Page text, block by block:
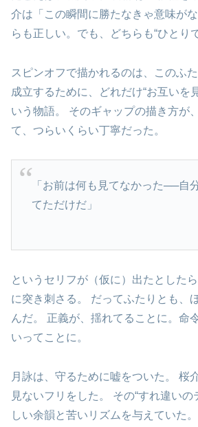
介は「この瞬間に勝たなきゃ意味が
らも正しい。でも、どちらも“ひとり
スピンオフで描かれるのは、このふ
成立するために、どれだけ“お互いを
いう物語。 そのギャップの描き方が
て、つらいくらい丁寧だった。
「お前は何も見てなかった──自
てただけだ」
というセリフが（仮に）出たとした
に突き刺さる。 だってふたりとも、
んだ。 正義が、揺れてることに。命
いってことに。
月詠は、守るために嘘をついた。 桜
見ないフリをした。 その“すれ違いの
しい余韻と苦いリズムを与えていた。